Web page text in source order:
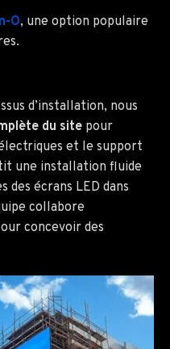
O, une option populaire
d’installation, nous
du site pour
et le support
une installation fluide
écrans LED dans
collabore
concevoir des